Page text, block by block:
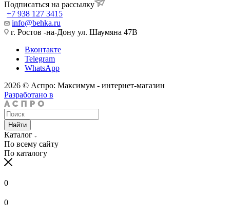
Подписаться на рассылку
+7 938 127 3415
info@behka.ru
г. Ростов -на-Дону ул. Шаумяна 47В
Вконтакте
Telegram
WhatsApp
2026 © Аспро: Максимум - интернет-магазин
Разработано в
Найти
Каталог
По всему сайту
По каталогу
0
0